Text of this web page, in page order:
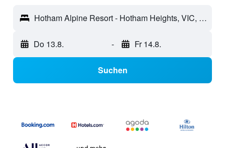
Hotham Alpine Resort - Hotham Heights, VIC, Australien
Do 13.8. - Fr 14.8.
Suchen